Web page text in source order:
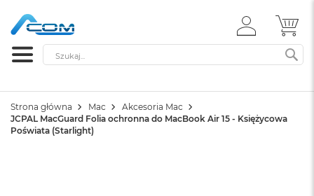
ZALOGUJ
SIĘ
Szukaj
Strona główna Mac
Akcesoria Mac
JCPAL MacGuard Folia ochronna do MacBook Air 15 - Księżycowa
Poświata (Starlight)